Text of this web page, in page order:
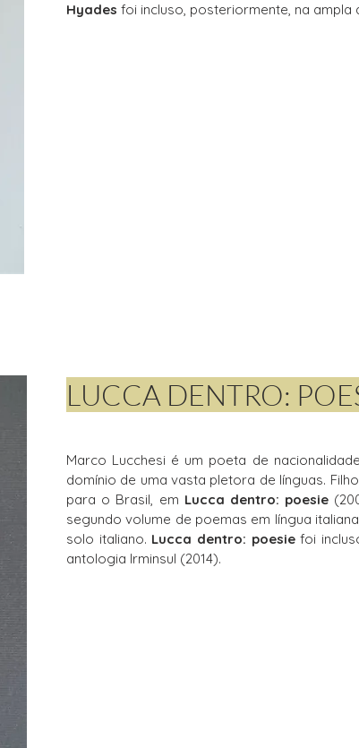
Hyades foi incluso, posteriormente, na ampla
LUCCA DENTRO:
Marco Lucchesi é um poeta de
domínio de uma vasta pletora de línguas.
para o Brasil, em Lucca dentro: poesie
segundo volume de poemas em língua
solo italiano. Lucca dentro: poesiefoi
antologia Irminsul (2014).